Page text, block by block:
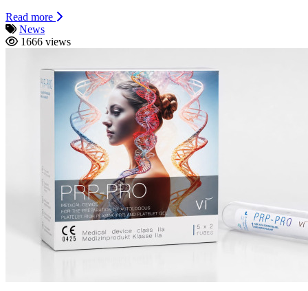
Read more
News
1666 views